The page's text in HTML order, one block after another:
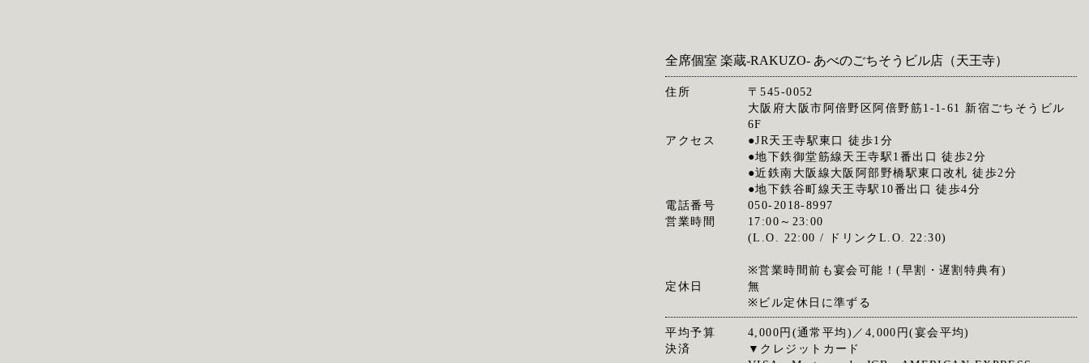
全席個室 楽蔵‐RAKUZO‐ あべのごちそうビル店（天王寺）
住所
〒545-0052
大阪府大阪市阿倍野区阿倍野筋1-1-61 新宿ごちそうビル
6F
アクセス
●JR天王寺駅東口 徒歩1分
●地下鉄御堂筋線天王寺駅1番出口 徒歩2分
●近鉄南大阪線大阪阿部野橋駅東口改札 徒歩2分
●地下鉄谷町線天王寺駅10番出口 徒歩4分
電話番号
050-2018-8997
営業時間
17:00～23:00
(L.O. 22:00 / ドリンクL.O. 22:30)
※営業時間前も宴会可能！(早割・遅割特典有)
定休日
無
※ビル定休日に準ずる
平均予算
4,000円(通常平均)／4,000円(宴会平均)
決済
▼クレジットカード